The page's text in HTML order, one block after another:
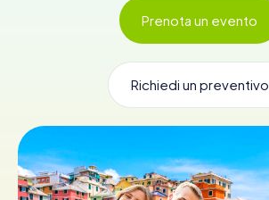
AT CH
NL
Prenota Biglietti
Prenota un evento
Richiedi un preventivo